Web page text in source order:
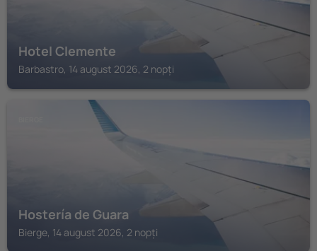
Hotel Clemente
Barbastro, 14 august 2026, 2 nopți
Hostería de Guara
Bierge, 14 august 2026, 2 nopți